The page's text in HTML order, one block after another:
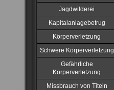
Jagdwilderei
Kapitalanlagebetrug
Körperverletzung
Schwere Körperverletzung
Gefährliche
Körperverletzung
Missbrauch von Titeln